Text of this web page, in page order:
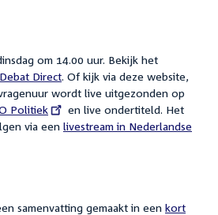
om 14.00 uur. Bekijk het
Direct. Of kijk via deze website,
wordt live uitgezonden op
Politiek
en live ondertiteld. Het
via een livestream in Nederlandse
samenvatting gemaakt in een kort